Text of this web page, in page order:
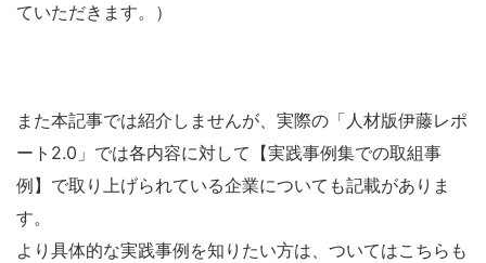
ていただきます。）
また本記事では紹介しませんが、実際の「人材版伊藤レポ
ート2.0」では各内容に対して【実践事例集での取組事
例】で取り上げられている企業についても記載がありま
す。
より具体的な実践事例を知りたい方は、ついてはこちらも